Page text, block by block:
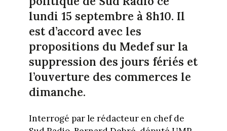
lundi 15 septembre à 8h10. Il
est d’accord avec les
propositions du Medef sur la
suppression des jours fériés et
l’ouverture des commerces le
dimanche.
Interrogé par le rédacteur en chef de